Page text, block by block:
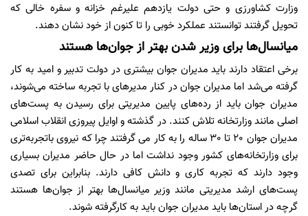
وزارت کشاورزی و حتی دولت یازدهم علیرغم خزانه و سفره خالی که
تحویل گرفتند توانستند عملکرد خوبی را تا کنون از خود نشان دهند.
میانسال‌ها برای وزیر شدن بهتر از جوان‌ها هستند
برخی اعتقاد دارند باید مدیران جوان بیشتری در دولت تدبیر و امید به کار
گرفته می‌شد اما مدیران جوان در کنار مدیرهای با تجربه ساخته می‌شوند،
مدیران جوان باید از رده‌های پایین مدیریتی برای رسیدن به پست‌های
اصلی مانند وزارتخانه تلاش کنند. در گذشته و اوایل پیروزی انقلاب اسلامی
مدیران جوان 20 تا 30 ساله را به کار می گرفتند چرا که نیروی باتجربه‌تری
برای وزارتخانه‌های کشور وجود نداشت اما در حال حاضر مدیران بسیاری
وجود دارند که تجربه کاری و دانش کافی دارند. بنابراین برای تصدی
پست‌های ارشد مدیریتی مانند وزیر میانسال‌ها بهتر از جوان‌ها هستند
گرچه در استان‌ها باید مدیران جوان باید به کارگرفته شوند.